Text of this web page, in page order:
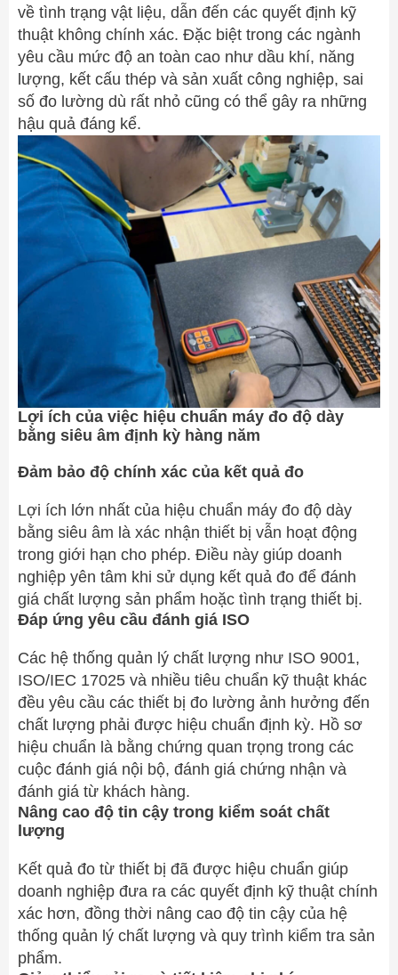
về tình trạng vật liệu, dẫn đến các quyết định kỹ
thuật không chính xác. Đặc biệt trong các ngành
yêu cầu mức độ an toàn cao như dầu khí, năng
lượng, kết cấu thép và sản xuất công nghiệp, sai
số đo lường dù rất nhỏ cũng có thể gây ra những
hậu quả đáng kể.
Lợi ích của việc hiệu chuẩn máy đo độ dày
bằng siêu âm định kỳ hàng năm
Đảm bảo độ chính xác của kết quả đo
Lợi ích lớn nhất của hiệu chuẩn máy đo độ dày
bằng siêu âm là xác nhận thiết bị vẫn hoạt động
trong giới hạn cho phép. Điều này giúp doanh
nghiệp yên tâm khi sử dụng kết quả đo để đánh
giá chất lượng sản phẩm hoặc tình trạng thiết bị.
Đáp ứng yêu cầu đánh giá ISO
Các hệ thống quản lý chất lượng như ISO 9001,
ISO/IEC 17025 và nhiều tiêu chuẩn kỹ thuật khác
đều yêu cầu các thiết bị đo lường ảnh hưởng đến
chất lượng phải được hiệu chuẩn định kỳ. Hồ sơ
hiệu chuẩn là bằng chứng quan trọng trong các
cuộc đánh giá nội bộ, đánh giá chứng nhận và
đánh giá từ khách hàng.
Nâng cao độ tin cậy trong kiểm soát chất
lượng
Kết quả đo từ thiết bị đã được hiệu chuẩn giúp
doanh nghiệp đưa ra các quyết định kỹ thuật chính
xác hơn, đồng thời nâng cao độ tin cậy của hệ
thống quản lý chất lượng và quy trình kiểm tra sản
phẩm.